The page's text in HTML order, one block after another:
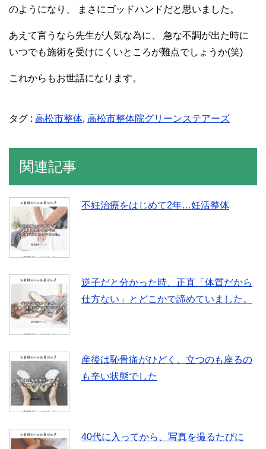
のようになり、 まさにゴッドハンドだと思いました。
あえて言うなら先生が人気な為に、 急な不調が出た時に
いつでも施術を受けにくいところが難点でしょうか(笑)
これからもお世話になります。
タグ : 高松市整体, 高松市整体院グリーンステアーズ
関連記事
不妊治療をはじめて2年…妊活整体
逆子だと分かった時、正直「体質だから
仕方ない」とどこかで諦めていました。
産後は恥骨痛がひどく、立つのも座るの
も辛い状態でした
40代に入ってから、写真を撮るたびに